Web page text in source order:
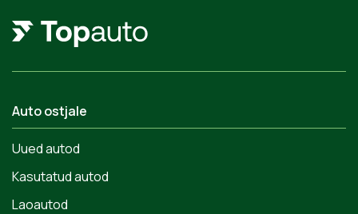
Auto ostjale
Uued autod
Kasutatud autod
Laoautod